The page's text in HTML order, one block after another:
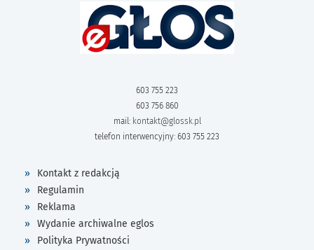
603 755 223
603 756 860
mail: kontakt@glossk.pl
telefon interwencyjny: 603 755 223
Kontakt z redakcją
Regulamin
Reklama
Wydanie archiwalne eglos
Polityka Prywatności